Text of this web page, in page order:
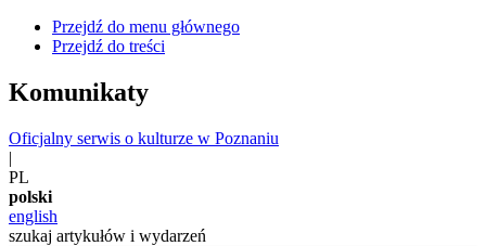
Przejdź do menu głównego
Przejdź do treści
Komunikaty
Oficjalny serwis o kulturze w Poznaniu
|
PL
polski
english
szukaj artykułów i wydarzeń